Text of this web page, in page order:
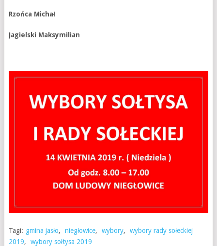
Rzońca Michał
Jagielski Maksymilian
Tagi: gmina jasło, niegłowice, wybory,
wybory rady sołeckiej
2019, wybory sołtysa 2019